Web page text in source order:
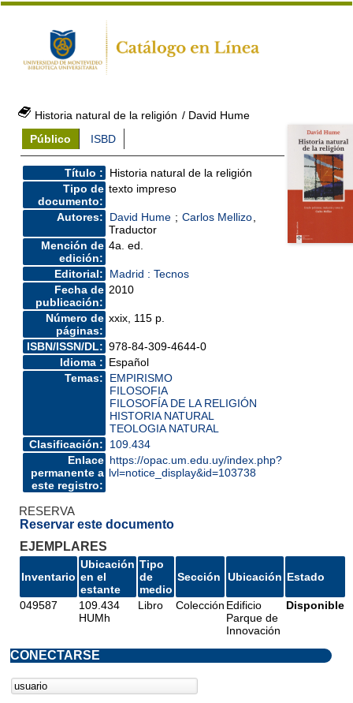
Historia natural de la religión / David Hume
Público
ISBD
Título :
Historia natural de la religión
Tipo de
documento:
texto impreso
Autores: David Hume ; Carlos Mellizo
Traductor
Mención de
edición:
4a. ed.
Editorial:
Madrid : Tecnos
Fecha de
publicación:
2010
Número de
páginas:
xxix, 115 p.
ISBN/ISSN/DL: 978-84-309-4644-0
Idioma : Español
Temas:
EMPIRISMO
FILOSOFIA
FILOSOFÍA DE LA RELIGIÓN
HISTORIA NATURAL
TEOLOGIA NATURAL
Clasificación:
109.434
Enlace
permanente a
este registro:
https://opac.um.edu.uy/index.php?
lvl=notice_display&id=103738
RESERVA
Reservar este documento
EJEMPLARES
Inventario
Ubicación
en el
estante
Tipo
de
medio
Sección Ubicación Estado
049587
109.434
HUMh
Libro Colección Edificio
Parque de
Innovación
Disponible
CONECTARSE